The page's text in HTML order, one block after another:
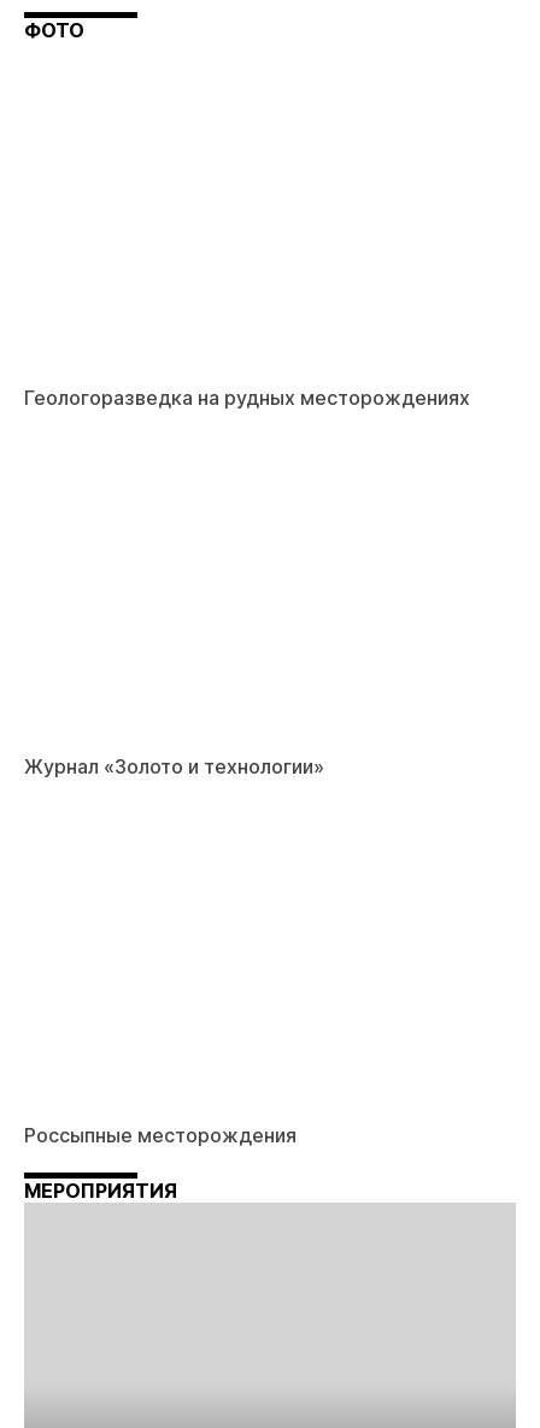
ФОТО
Геологоразведка на рудных месторождениях
Журнал «Золото и технологии»
Россыпные месторождения
МЕРОПРИЯТИЯ